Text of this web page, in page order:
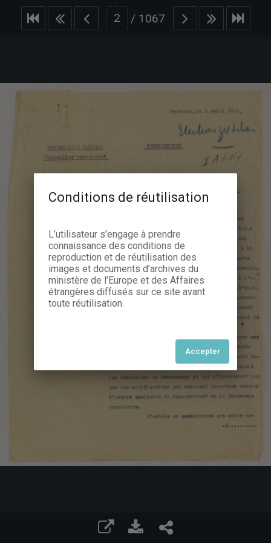
/ 1067
Conditions de réutilisation
L’utilisateur s’engage à prendre
connaissance des conditions de
reproduction et de réutilisation des
images et documents d’archives du
ministère de l’Europe et des Affaires
étrangères diffusés sur ce site avant
toute réutilisation.